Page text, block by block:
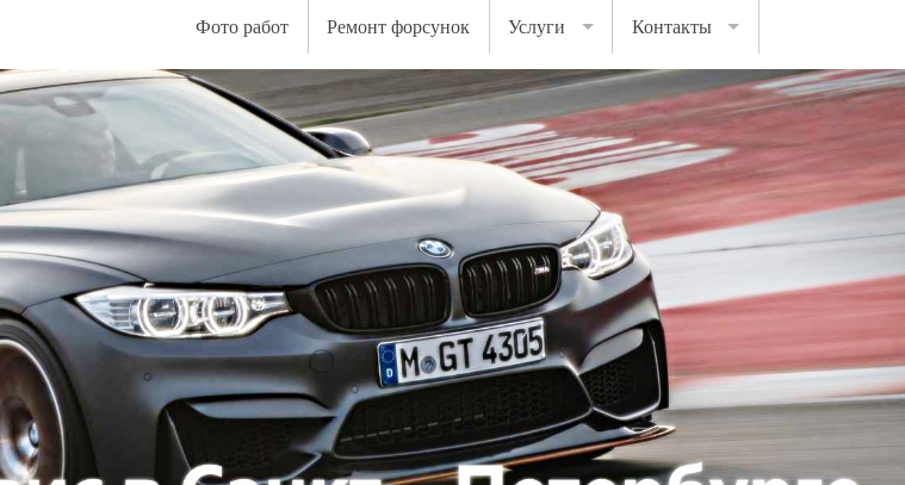
Фото работ Ремонт форсунок Услуги Контакты